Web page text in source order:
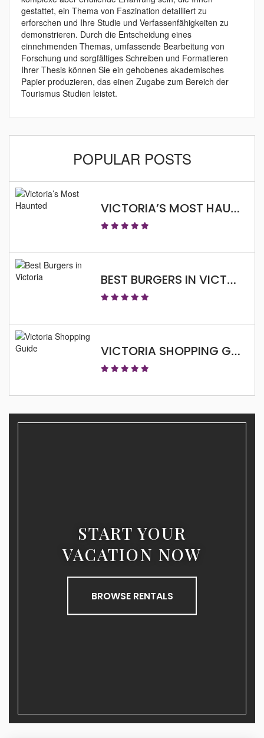
gestattet, ein Thema von Faszination detailliert zu
erforschen und Ihre Studie und Verfassenfähigkeiten zu
demonstrieren. Durch die Entscheidung eines
einnehmenden Themas, umfassende Bearbeitung von
Forschung und sorgfältiges Schreiben und Formatieren
Ihrer Thesis können Sie ein gehobenes akademisches
Papier produzieren, das einen Zugabe zum Bereich der
Tourismus Studien leistet.
POPULAR POSTS
VICTORIA’S MOST HAUNTED
BEST BURGERS IN VICTORIA
VICTORIA SHOPPING GUIDE
START YOUR
VACATION NOW
BROWSE RENTALS